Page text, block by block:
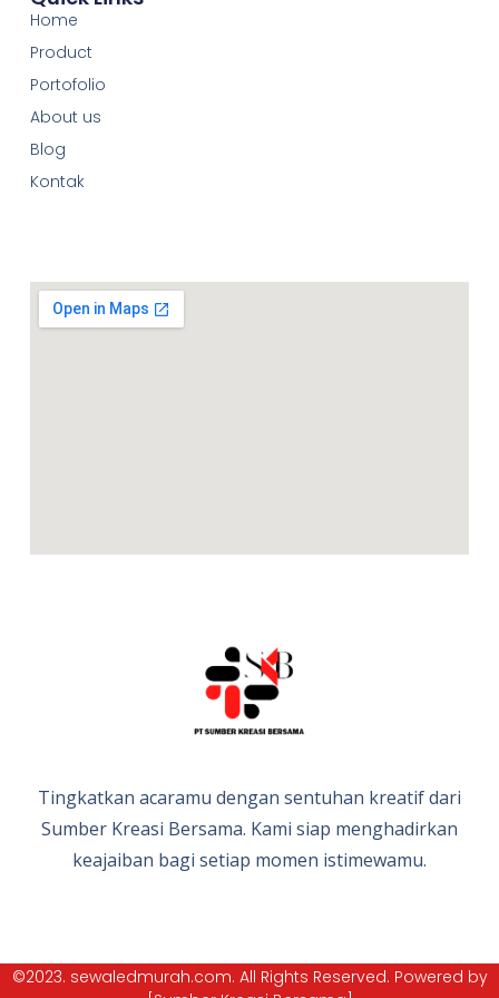
Tingkatkan acaramu dengan sentuhan kreatif dari
Sumber Kreasi Bersama. Kami siap menghadirkan
keajaiban bagi setiap momen istimewamu.
Home
Product
Portofolio
About us
Blog
Kontak
©2023. sewaledmurah.com. All Rights Reserved. Powered by